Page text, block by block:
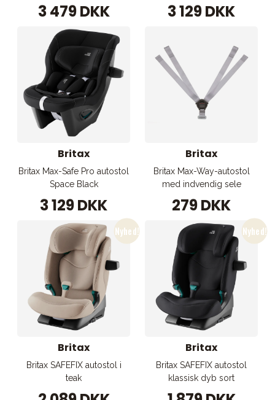
3 479 DKK 3 129 DKK
Britax
Britax Max-Safe Pro autostol
Space Black
3 129 DKK
Britax
Britax Max-Way-autostol
med indvendig sele
279 DKK
Britax
Britax SAFEFIX autostol i
teak
Britax
Britax SAFEFIX autostol
klassisk dyb sort